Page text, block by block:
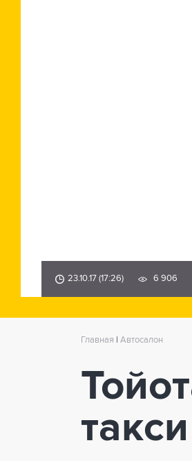
23.10.17 (17:26) 6 906
Главная Автосалон